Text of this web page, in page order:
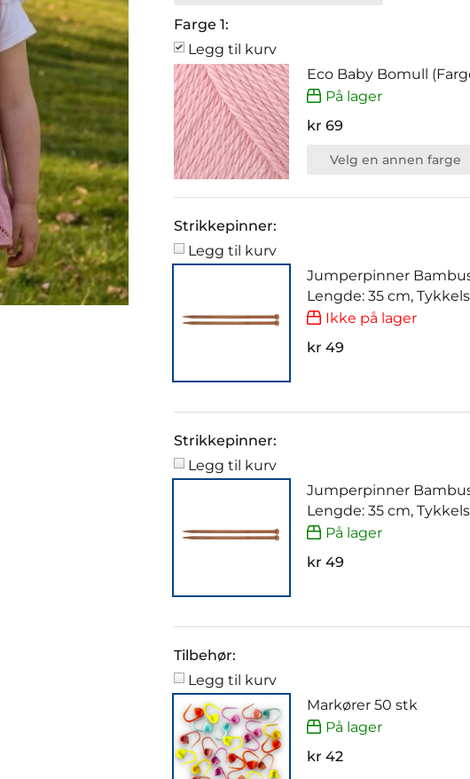
Farge 1:
Legg til kurv
Eco Baby Bomull
På lager
kr 69
Velg en annen farge
Strikkepinner:
Legg til kurv
Jumperpinner
Lengde: 35 cm,
Ikke på lager
kr 49
Strikkepinner:
Legg til kurv
Jumperpinner
Lengde: 35 cm,
På lager
kr 49
Tilbehør:
Legg til kurv
Markører 50 stk
På lager
kr 42